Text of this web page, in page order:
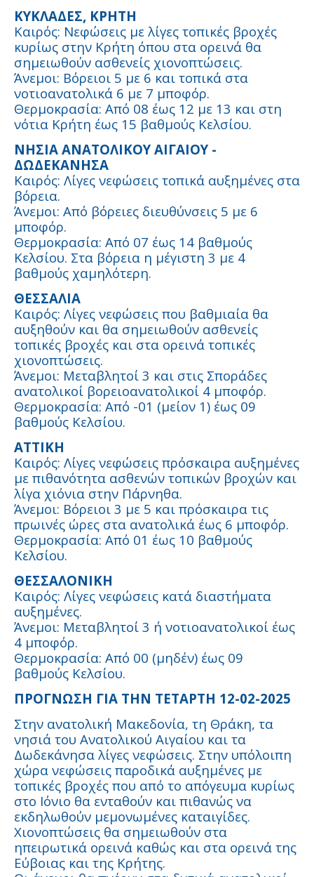
ΚΥΚΛΑΔΕΣ, ΚΡΗΤΗ
Καιρός: Νεφώσεις με λίγες τοπικές βροχές
κυρίως στην Κρήτη όπου στα ορεινά θα
σημειωθούν ασθενείς χιονοπτώσεις.
Άνεμοι: Βόρειοι 5 με 6 και τοπικά στα
νοτιοανατολικά 6 με 7 μποφόρ.
Θερμοκρασία: Από 08 έως 12 με 13 και στη
νότια Κρήτη έως 15 βαθμούς Κελσίου.
ΝΗΣΙΑ ΑΝΑΤΟΛΙΚΟΥ ΑΙΓΑΙΟΥ -
ΔΩΔΕΚΑΝΗΣΑ
Καιρός: Λίγες νεφώσεις τοπικά αυξημένες στα
βόρεια.
Άνεμοι: Από βόρειες διευθύνσεις 5 με 6
μποφόρ.
Θερμοκρασία: Από 07 έως 14 βαθμούς
Κελσίου. Στα βόρεια η μέγιστη 3 με 4
βαθμούς χαμηλότερη.
ΘΕΣΣΑΛΙΑ
Καιρός: Λίγες νεφώσεις που βαθμιαία θα
αυξηθούν και θα σημειωθούν ασθενείς
τοπικές βροχές και στα ορεινά τοπικές
χιονοπτώσεις.
Άνεμοι: Μεταβλητοί 3 και στις Σποράδες
ανατολικοί βορειοανατολικοί 4 μποφόρ.
Θερμοκρασία: Από -01 (μείον 1) έως 09
βαθμούς Κελσίου.
ΑΤΤΙΚΗ
Καιρός: Λίγες νεφώσεις πρόσκαιρα αυξημένες
με πιθανότητα ασθενών τοπικών βροχών και
λίγα χιόνια στην Πάρνηθα.
Άνεμοι: Βόρειοι 3 με 5 και πρόσκαιρα τις
πρωινές ώρες στα ανατολικά έως 6 μποφόρ.
Θερμοκρασία: Από 01 έως 10 βαθμούς
Κελσίου.
ΘΕΣΣΑΛΟΝΙΚΗ
Καιρός: Λίγες νεφώσεις κατά διαστήματα
αυξημένες.
Άνεμοι: Μεταβλητοί 3 ή νοτιοανατολικοί έως
4 μποφόρ.
Θερμοκρασία: Από 00 (μηδέν) έως 09
βαθμούς Κελσίου.
ΠΡΟΓΝΩΣΗ ΓΙΑ ΤΗΝ ΤΕΤΑΡΤΗ 12-02-2025
Στην ανατολική Μακεδονία, τη Θράκη, τα
νησιά του Ανατολικού Αιγαίου και τα
Δωδεκάνησα λίγες νεφώσεις. Στην υπόλοιπη
χώρα νεφώσεις παροδικά αυξημένες με
τοπικές βροχές που από το απόγευμα κυρίως
στο Ιόνιο θα ενταθούν και πιθανώς να
εκδηλωθούν μεμονωμένες καταιγίδες.
Χιονοπτώσεις θα σημειωθούν στα
ηπειρωτικά ορεινά καθώς και στα ορεινά της
Εύβοιας και της Κρήτης.